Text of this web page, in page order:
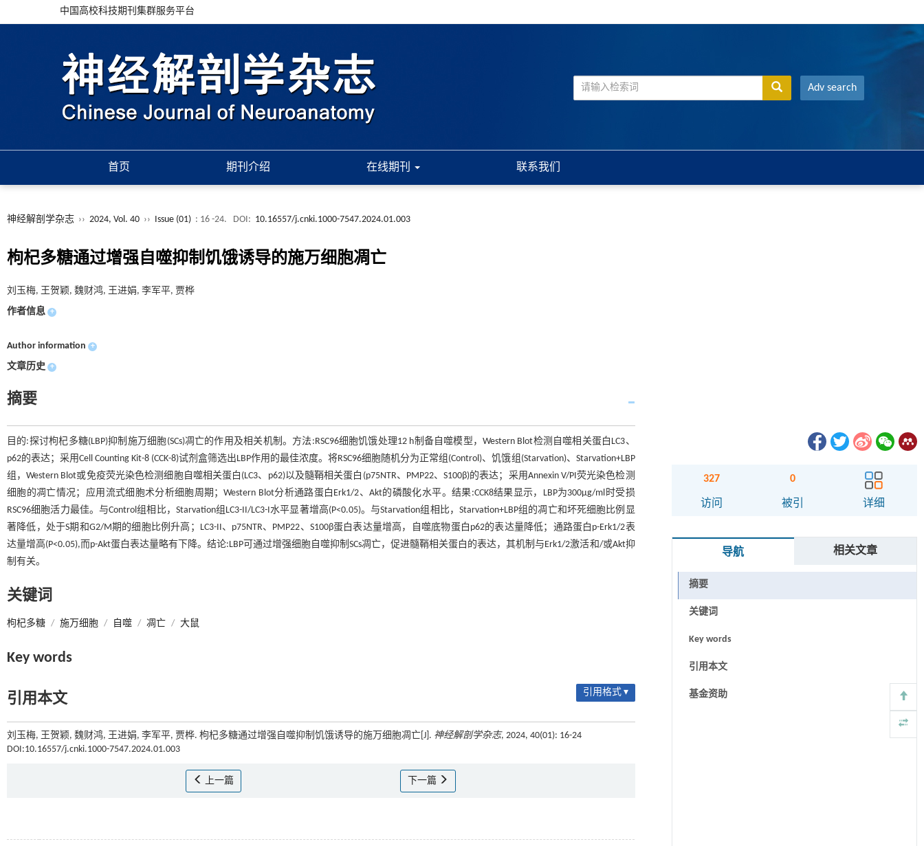
中国高校科技期刊集群服务平台
Adv search
首页 期刊介绍 在线期刊 联系我们
神经解剖学杂志 ›› 2024, Vol. 40 ›› Issue (01) : 16 -24. DOI: 10.16557/j.cnki.1000-7547.2024.01.003
枸杞多糖通过增强自噬抑制饥饿诱导的施万细胞凋亡
刘玉梅, 王贺颖, 魏财鸿, 王进娟, 李军平, 贾桦
作者信息 +
Author information +
文章历史 +
摘要
目的:探讨枸杞多糖(LBP)抑制施万细胞(SCs)凋亡的作用及相关机制。方法:RSC96细胞饥饿处理12 h制备自噬模型，Western Blot检测自噬相关蛋白LC3、
p62的表达；采用Cell Counting Kit-8 (CCK-8)试剂盒筛选出LBP作用的最佳浓度。将RSC96细胞随机分为正常组(Control)、饥饿组(Starvation)、Starvation+LBP
组，Western Blot或免疫荧光染色检测细胞自噬相关蛋白(LC3、p62)以及髓鞘相关蛋白(p75NTR、PMP22、S100β)的表达；采用Annexin V/PI荧光染色检测
细胞的凋亡情况；应用流式细胞术分析细胞周期；Western Blot分析通路蛋白Erk1/2、Akt的磷酸化水平。结果:CCK8结果显示，LBP为300μg/ml时受损
RSC96细胞活力最佳。与Control组相比，Starvation组LC3-II/LC3-I水平显著增高(P<0.05)。与Starvation组相比，Starvation+LBP组的凋亡和坏死细胞比例显
著降低，处于S期和G2/M期的细胞比例升高；LC3-II、p75NTR、PMP22、S100β蛋白表达量增高，自噬底物蛋白p62的表达量降低；通路蛋白p-Erk1/2表
达量增高(P<0.05),而p-Akt蛋白表达量略有下降。结论:LBP可通过增强细胞自噬抑制SCs凋亡，促进髓鞘相关蛋白的表达，其机制与Erk1/2激活和/或Akt抑
制有关。
关键词
枸杞多糖 / 施万细胞 / 自噬 / 凋亡 / 大鼠
Key words
引用本文 引用格式 ▾
刘玉梅, 王贺颖, 魏财鸿, 王进娟, 李军平, 贾桦. 枸杞多糖通过增强自噬抑制饥饿诱导的施万细胞凋亡[J]. 神经解剖学杂志, 2024, 40(01): 16-24
DOI:10.16557/j.cnki.1000-7547.2024.01.003
上一篇 下一篇
327
访问
0
被引 详细
导航 相关文章
摘要
关键词
Key words
引用本文
基金资助